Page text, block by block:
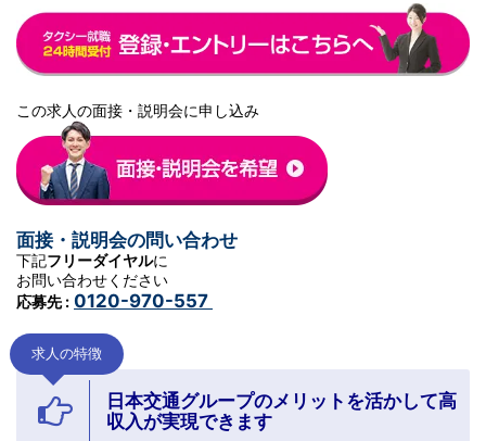
この求人の面接・説明会に申し込み
面接・説明会の問い合わせ
下記フリーダイヤルに
お問い合わせください
応募先 : 0120-970-557
求人の特徴
日本交通グループのメリットを活かして高
収入が実現できます